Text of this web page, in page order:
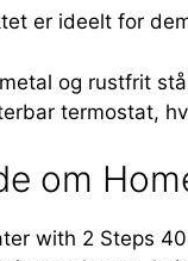
er ideelt for
og rustfrit
termostat,
om
with 2 Steps